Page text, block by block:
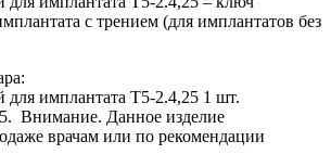
с трением (для имплантатов без
имплантата T5-2.4,25 1 шт.
Внимание. Данное изделие
врачам или по рекомендации